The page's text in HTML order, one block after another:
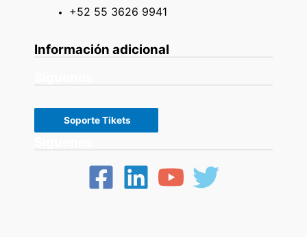
+52 55 3626 9941
Información adicional
Soporte Tikets